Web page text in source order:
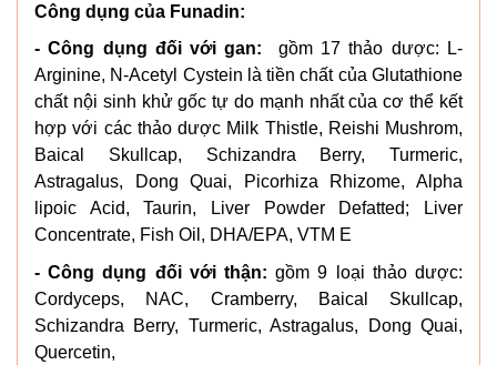
Công dụng của Funadin:
- Công dụng đối với gan:
gồm 17 thảo dược: L-
Arginine, N-Acetyl Cystein là tiền chất của Glutathione
chất nội sinh khử gốc tự do mạnh nhất của cơ thể kết
hợp với các thảo dược Milk Thistle, Reishi Mushrom,
Baical Skullcap, Schizandra Berry, Turmeric,
Astragalus, Dong Quai, Picorhiza Rhizome, Alpha
lipoic Acid, Taurin, Liver Powder Defatted; Liver
Concentrate, Fish Oil, DHA/EPA, VTM E
- Công dụng đối với thận:gồm 9 loại thảo dược:
Cordyceps, NAC, Cramberry, Baical Skullcap,
Schizandra Berry, Turmeric, Astragalus, Dong Quai,
Quercetin,